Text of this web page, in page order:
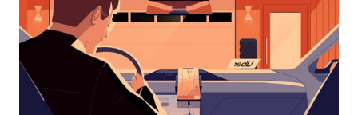
een
datum
te
selecteren.
Druk
Escape